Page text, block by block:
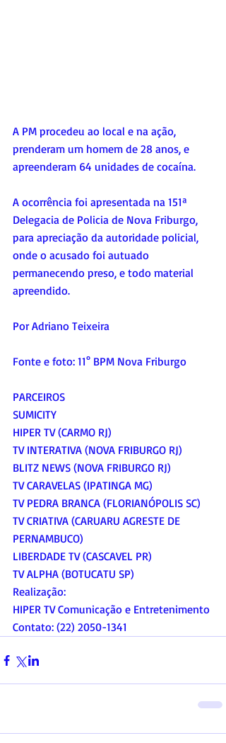
A PM procedeu ao local e na ação,
prenderam um homem de 28 anos, e
apreenderam 64 unidades de cocaína.
A ocorrência foi apresentada na 151ª
Delegacia de Policia de Nova Friburgo,
para apreciação da autoridade policial,
onde o acusado foi autuado
permanecendo preso, e todo material
apreendido.
Por Adriano Teixeira
Fonte e foto: 11° BPM Nova Friburgo
PARCEIROS
SUMICITY
HIPER TV (CARMO RJ)
TV INTERATIVA (NOVA FRIBURGO RJ)
BLITZ NEWS (NOVA FRIBURGO RJ)
TV CARAVELAS (IPATINGA MG)
TV PEDRA BRANCA (FLORIANÓPOLIS SC)
TV CRIATIVA (CARUARU AGRESTE DE
PERNAMBUCO)
LIBERDADE TV (CASCAVEL PR)
TV ALPHA (BOTUCATU SP)
Realização:
HIPER TV Comunicação e Entretenimento
Contato: (22) 2050-1341